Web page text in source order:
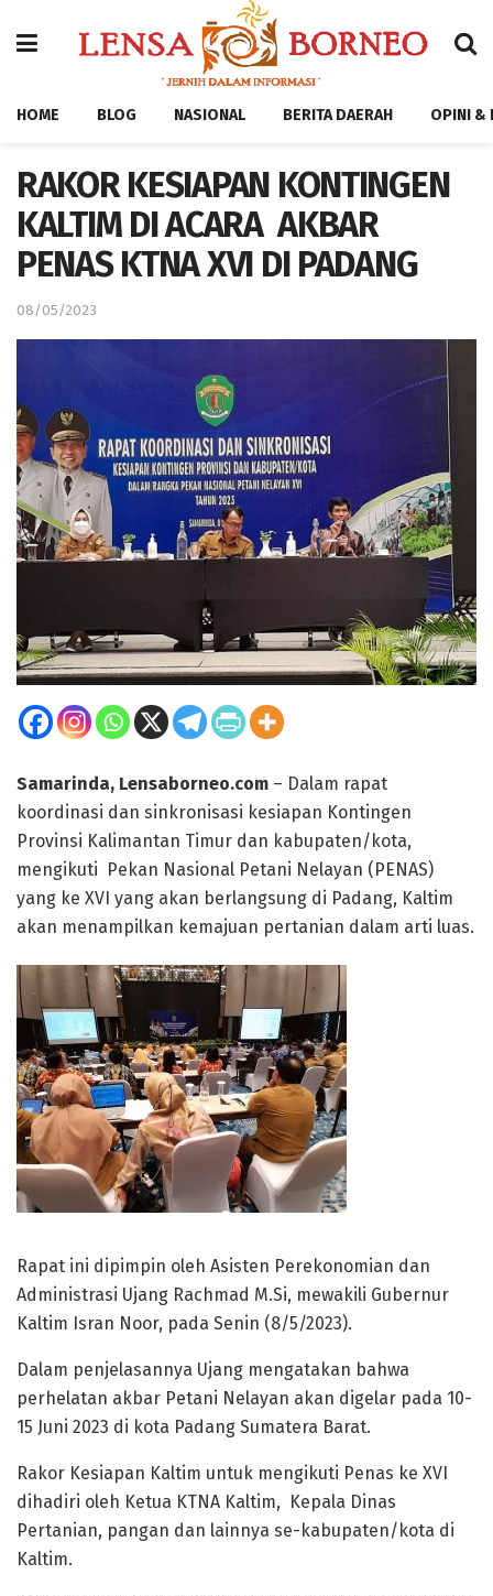
HOME BLOG NASIONAL BERITA DAERAH OPINI &
RAKOR KESIAPAN KONTINGEN
KALTIM DI ACARA AKBAR
PENAS KTNA XVI DI PADANG
08/05/2023
Samarinda, Lensaborneo.com – Dalam rapat
koordinasi dan sinkronisasi kesiapan Kontingen
Provinsi Kalimantan Timur dan kabupaten/kota,
mengikuti Pekan Nasional Petani Nelayan (PENAS)
yang ke XVI yang akan berlangsung di Padang, Kaltim
akan menampilkan kemajuan pertanian dalam arti luas.
Rapat ini dipimpin oleh Asisten Perekonomian dan
Administrasi Ujang Rachmad M.Si, mewakili Gubernur
Kaltim Isran Noor, pada Senin (8/5/2023).
Dalam penjelasannya Ujang mengatakan bahwa
perhelatan akbar Petani Nelayan akan digelar pada 10-
15 Juni 2023 di kota Padang Sumatera Barat.
Rakor Kesiapan Kaltim untuk mengikuti Penas ke XVI
dihadiri oleh Ketua KTNA Kaltim, Kepala Dinas
Pertanian, pangan dan lainnya se-kabupaten/kota di
Kaltim.